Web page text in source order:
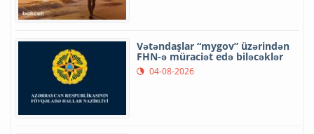
Vətəndaşlar “mygov” üzərindən
FHN-ə müraciət edə biləcəklər
04-08-2026